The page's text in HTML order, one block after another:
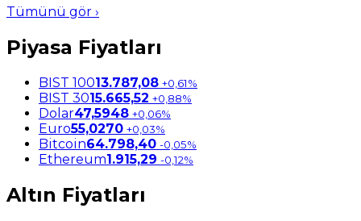
Tümünü gör ›
Piyasa Fiyatları
BIST 10013.787,08 +0,61%
BIST 3015.665,52 +0,88%
Dolar47,5948 +0,06%
Euro55,0270 +0,03%
Bitcoin64.798,40 -0,05%
Ethereum1.915,29 -0,12%
Altın Fiyatları